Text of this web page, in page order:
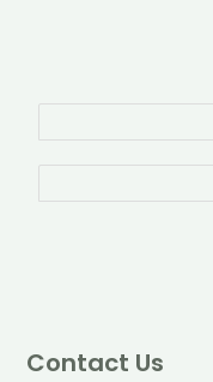
Contact Us